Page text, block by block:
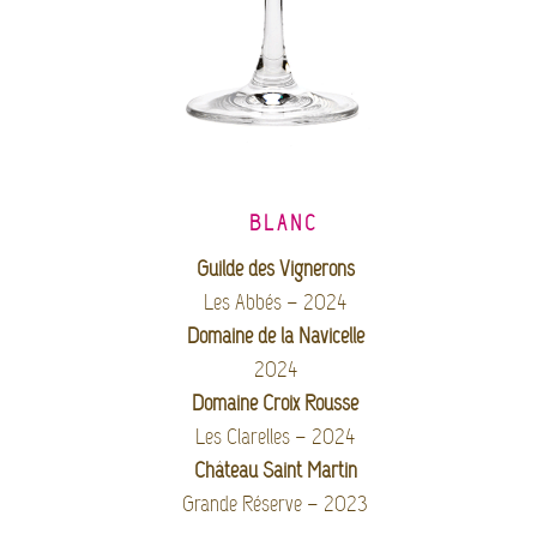
BLANC
Guilde des Vignerons
Les Abbés – 2024
Domaine de la Navicelle
2024
Domaine Croix Rousse
Les Clarelles – 2024
Château Saint Martin
Grande Réserve – 2023